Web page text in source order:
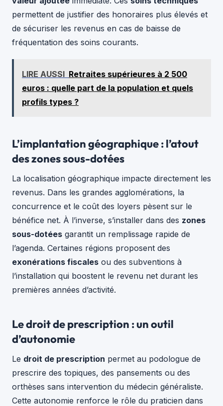
permettent de justifier des honoraires plus élevés et
de sécuriser les revenus en cas de baisse de
fréquentation des soins courants.
LIRE AUSSI Retraites supérieures à 2 500
euros : quelle part de la population et quels
profils types ?
L’implantation géographique : l’atout
des zones sous-dotées
La localisation géographique impacte directement les
revenus. Dans les grandes agglomérations, la
concurrence et le coût des loyers pèsent sur le
bénéfice net. À l’inverse, s’installer dans des zones
sous-dotées garantit un remplissage rapide de
l’agenda. Certaines régions proposent des
exonérations fiscales ou des subventions à
l’installation qui boostent le revenu net durant les
premières années d’activité.
Le droit de prescription : un outil
d’autonomie
Le droit de prescription permet au podologue de
prescrire des topiques, des pansements ou des
orthèses sans intervention du médecin généraliste.
Cette autonomie renforce le rôle du praticien dans